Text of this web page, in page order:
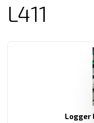
L411
Logger